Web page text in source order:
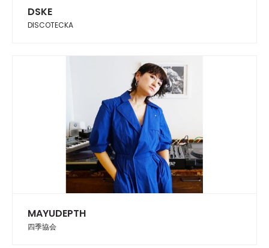
DSKE
DISCOTECKA
MAYUDEPTH
四季協会